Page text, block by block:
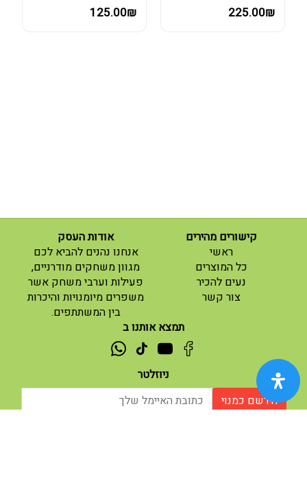
225.00₪
125.00₪
קישורים מהירים
ראשי
(current)
כל המוצרים
נעים להכיר
צור קשר
(current)
אודות העסק
אנחנו נהנים להביא לכם
מגוון משחקים מודרניים,
פעילות וערבי משחק אשר
משפרים מיומנויות והיכרות
בין המשתתפים.
תמצא אותנו ב
ניוזלטר
הירשם כמנוי